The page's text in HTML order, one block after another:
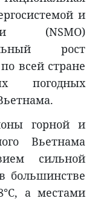
и
(NSMO)
рост
всей стране
погодных
горной и
Вьетнама
сильной
большинстве
а местами